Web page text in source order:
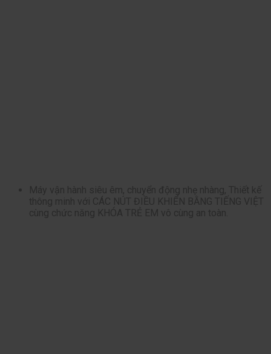
Máy vận hành siêu êm, chuyển động nhẹ nhàng, Thiết kế
thông minh với CÁC NÚT ĐIỀU KHIỂN BẰNG TIẾNG VIỆT
cùng chức năng KHÓA TRẺ EM vô cùng an toàn.